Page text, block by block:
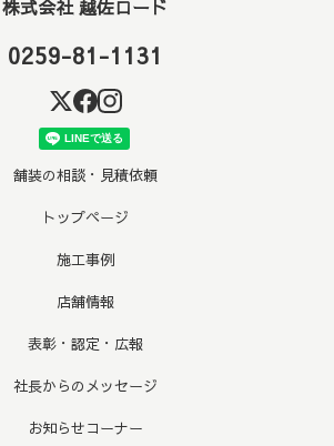
株式会社 越佐ロード
0259-81-1131
舗装の相談・見積依頼
トップページ
施工事例
店舗情報
表彰・認定・広報
社長からのメッセージ
お知らせコーナー